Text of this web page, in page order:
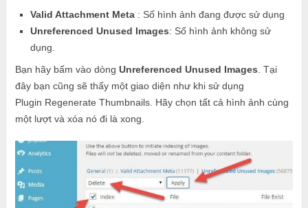
Valid Attachment Meta : Số hình ảnh đang được sử dụng
Unreferenced Unused Images: Số hình ảnh không sử
dụng.
Bạn hãy bấm vào dòng Unreferenced Unused Images. Tại
đây bạn cũng sẽ thấy một giao diện như khi sử dụng
Plugin Regenerate Thumbnails. Hãy chọn tất cả hình ảnh cùng
một lượt và xóa nó đi là xong.